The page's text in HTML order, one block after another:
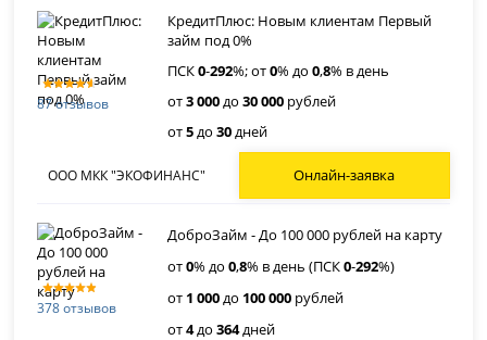
87 отзывов
КредитПлюс: Новым клиентам Первый
займ под 0%
ПСК0-292%; от0% до0,8% в день
от3 000до30 000 рублей
от5до30дней
ООО МКК "ЭКОФИНАНС" Онлайн-заявка
378 отзывов
ДоброЗайм - До 100 000 рублей на карту
от0% до0,8% в день (ПСК0-292%)
от 1 000до 100 000 рублей
от4до364дней